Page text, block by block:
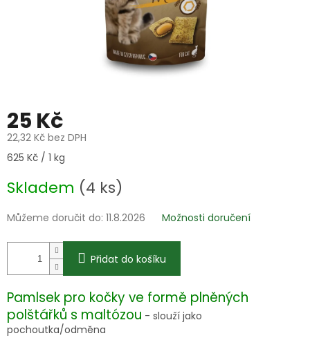
25 Kč
22,32 Kč bez DPH
Měrná
625 Kč / 1 kg
Skladem (4 ks)
Můžeme doručit do: 11.8.2026 Možnosti doručení
Přidat do košíku
Pamlsek pro kočky ve formě plněných
polštářků s maltózou - slouží jako
pochoutka/odměna